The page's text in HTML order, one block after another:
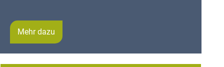
Mehr dazu